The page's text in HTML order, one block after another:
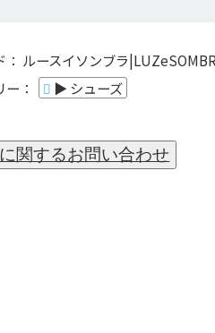
ルースイソンブラ
：
▶ シューズ